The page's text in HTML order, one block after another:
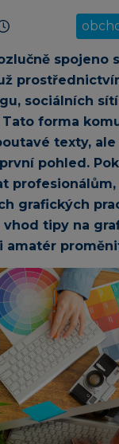
spojeno
sociálních
forma
texty,
pohled.
grafických
tipy na
amatér